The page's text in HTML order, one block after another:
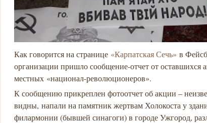
Как говорится на странице «Карпатская Сечь» в
организации пришло сообщение-отчет от
местных «национал-революционеров».
К сообщению прикреплен фотоотчет об акции –
видны, напали на памятник жертвам Холокоста у
филармонии (бывшей синагоги) в городе Ужгород,